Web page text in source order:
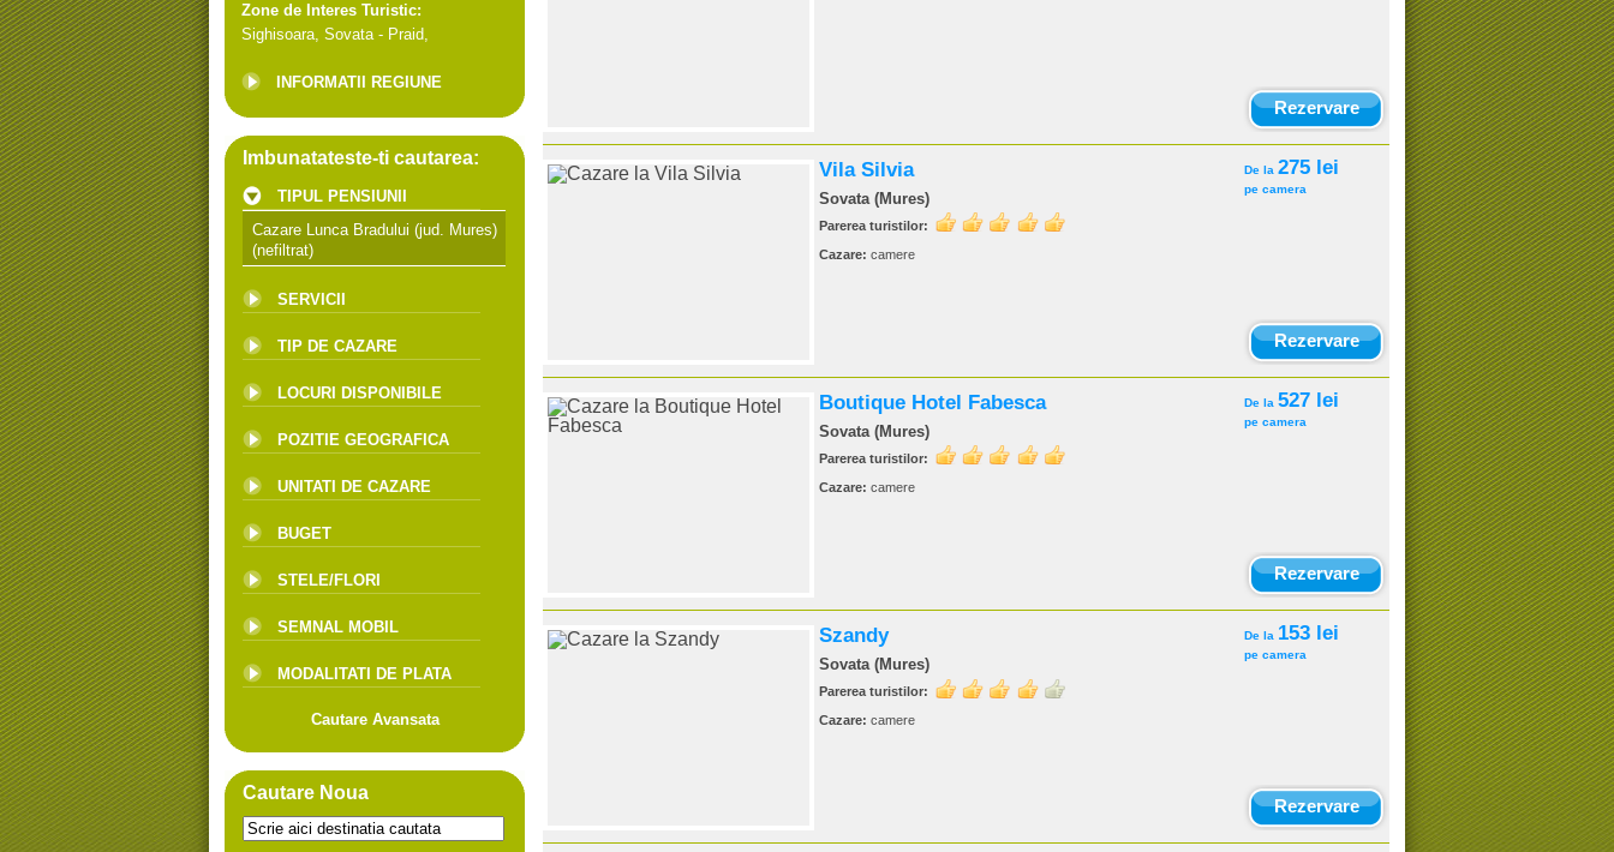
Zone de Interes Turistic:
Sighisoara, Sovata - Praid,
INFORMATII REGIUNE
Imbunatateste-ti cautarea:
TIPUL PENSIUNII
Cazare Lunca Bradului (jud. Mures)
(nefiltrat)
SERVICII
TIP DE CAZARE
LOCURI DISPONIBILE
POZITIE GEOGRAFICA
UNITATI DE CAZARE
BUGET
STELE/FLORI
SEMNAL MOBIL
MODALITATI DE PLATA
Cautare Avansata
Cautare Noua
Rezervare
Vila Silvia
Sovata (Mures)
Parerea turistilor:
Cazare: camere
De la 275 lei
pe camera
Rezervare
Boutique Hotel Fabesca
Sovata (Mures)
Parerea turistilor:
Cazare: camere
De la 527 lei
pe camera
Rezervare
Szandy
Sovata (Mures)
Parerea turistilor:
Cazare: camere
De la 153 lei
pe camera
Rezervare